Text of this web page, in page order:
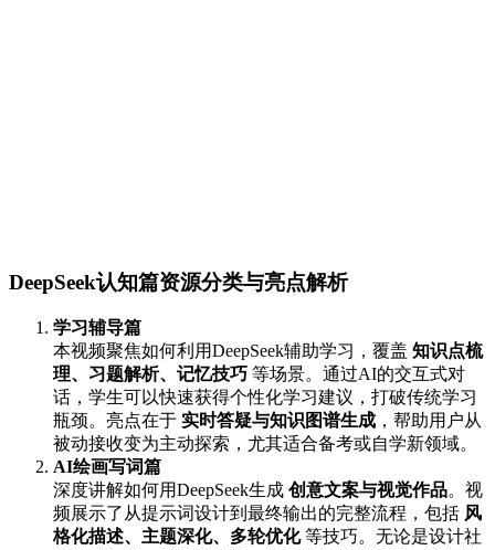
DeepSeek认知篇资源分类与亮点解析
学习辅导篇
本视频聚焦如何利用DeepSeek辅助学习，覆盖 知识点梳
理、习题解析、记忆技巧 等场景。通过AI的交互式对
话，学生可以快速获得个性化学习建议，打破传统学习
瓶颈。亮点在于 实时答疑与知识图谱生成 ，帮助用户从
被动接收变为主动探索，尤其适合备考或自学新领域。
AI绘画写词篇
深度讲解如何用DeepSeek生成 创意文案与视觉作品。视
频展示了从提示词设计到最终输出的完整流程，包括 风
格化描述、主题深化、多轮优化等技巧。无论是设计社